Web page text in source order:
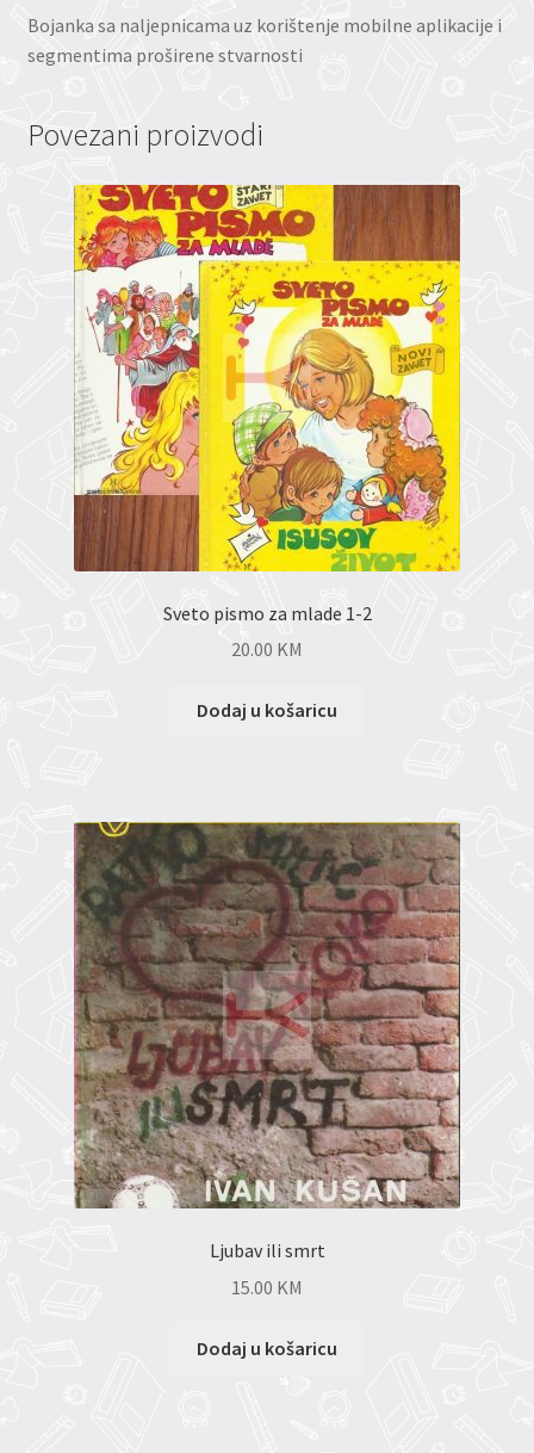
Bojanka sa naljepnicama uz korištenje mobilne aplikacije i
segmentima proširene stvarnosti
Povezani proizvodi
Sveto pismo za mlade 1-2
20.00 KM
Dodaj u košaricu
Ljubav ili smrt
15.00 KM
Dodaj u košaricu